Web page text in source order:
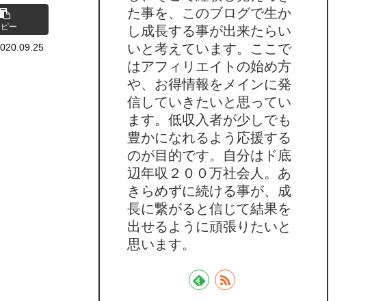
ー
た事を、このブログで生か
し成長する事が出来たらい
いと考えています。ここで
はアフィリエイトの始め方
や、お得情報をメインに発
信していきたいと思ってい
ます。低収入者が少しでも
豊かになれるよう応援する
のが目的です。自分はド底
辺年収２００万社会人。あ
きらめずに続ける事が、成
長に繋がると信じて結果を
出せるように頑張りたいと
思います。